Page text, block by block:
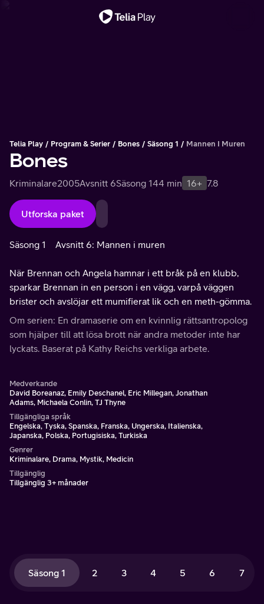
Telia Play Program & Serier Bones Säsong 1 Mannen I Muren
Bones
Kriminalare2005Avsnitt 6Säsong 144 min 16+ 7.8
Utforska paket
Säsong 1 Avsnitt 6: Mannen i muren
När Brennan och Angela hamnar i ett bråk på en klubb,
sparkar Brennan in en person i en vägg, varpå väggen
brister och avslöjar ett mumifierat lik och en meth-gömma.
Om serien: En dramaserie om en kvinnlig rättsantropolog
som hjälper till att lösa brott när andra metoder inte har
lyckats. Baserat på Kathy Reichs verkliga arbete.
Medverkande
David Boreanaz, Emily Deschanel, Eric Millegan, Jonathan
Adams, Michaela Conlin, TJ Thyne
Tillgängliga språk
Engelska, Tyska, Spanska, Franska, Ungerska, Italienska,
Japanska, Polska, Portugisiska, Turkiska
Genrer
Kriminalare, Drama, Mystik, Medicin
Tillgänglig
Tillgänglig 3+ månader
Säsong 1 2 3 4 5 6 7